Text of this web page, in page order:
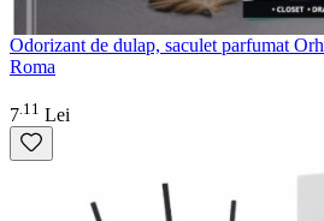
Odorizant de dulap, saculet parfumat
Roma
7 11 Lei